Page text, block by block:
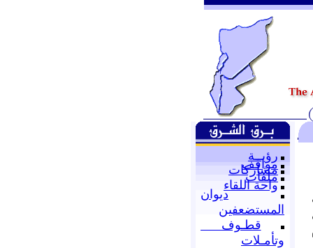
رؤيــة
مواقف
مشاركات
ملفات
واحة اللقاء
ديوان
المستضعفين
قطـوف
وتأمـلات